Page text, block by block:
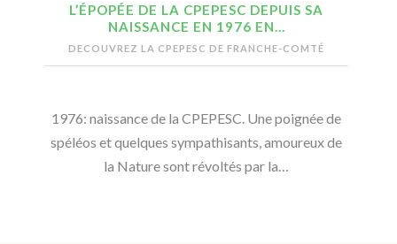
L’ÉPOPÉE DE LA CPEPESC DEPUIS SA
NAISSANCE EN 1976 EN…
DECOUVREZ LA CPEPESC DE FRANCHE-COMTÉ
1976: naissance de la CPEPESC. Une poignée de
spéléos et quelques sympathisants, amoureux de
la Nature sont révoltés par la…